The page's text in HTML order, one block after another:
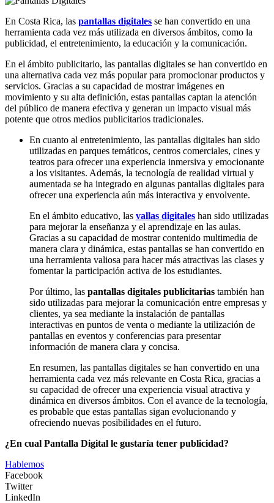
En Costa Rica, las pantallas digitales se han convertido en una
herramienta cada vez más utilizada en diversos ámbitos, como la
publicidad, el entretenimiento, la educación y la comunicación.
En el ámbito publicitario, las pantallas digitales se han convertido en
una alternativa cada vez más popular para promocionar productos y
servicios. Gracias a su capacidad de mostrar imágenes en
movimiento y su alta definición, estas pantallas captan la atención
del público de manera efectiva y generan un impacto visual más
potente que otros medios publicitarios tradicionales.
En cuanto al entretenimiento, las pantallas digitales han sido
utilizadas en parques temáticos, centros comerciales, cines y
teatros para ofrecer una experiencia inmersiva y emocionante
a los visitantes. Además, la tecnología de realidad virtual y
aumentada se ha integrado en algunas pantallas digitales para
ofrecer una experiencia aún más interactiva y envolvente.
En el ámbito educativo, las vallas digitales han sido utilizadas
para mejorar la enseñanza y el aprendizaje en las aulas.
Gracias a su capacidad de mostrar contenido multimedia de
manera clara y dinámica, estas pantallas se han convertido en
una herramienta valiosa para hacer más atractivas las clases y
fomentar la participación activa de los estudiantes.
Por último, las pantallas digitales publicitarias también han
sido utilizadas para mejorar la comunicación entre empresas y
clientes, ya sea mediante la instalación de pantallas
interactivas en puntos de venta o mediante la utilización de
pantallas en eventos y conferencias para presentar
información de manera clara y concisa.
En resumen, las pantallas digitales se han convertido en una
herramienta cada vez más relevante en Costa Rica, gracias a
su capacidad de ofrecer una experiencia visual atractiva y
dinámica en diversos ámbitos. Con el avance de la tecnología,
es probable que estas pantallas sigan evolucionando y
ofreciendo nuevas posibilidades en el futuro.
¿En cual Pantalla Digital le gustaría tener publicidad?
Hablemos
Facebook
Twitter
LinkedIn